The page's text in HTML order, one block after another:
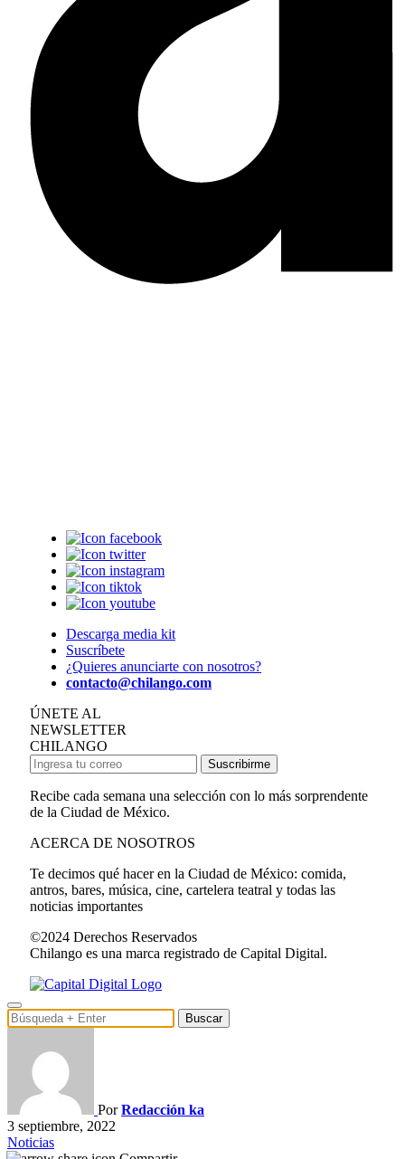
Descarga media kit
Suscríbete
¿Quieres anunciarte con nosotros?
contacto@chilango.com
ÚNETE AL
NEWSLETTER
CHILANGO
Suscribirme
Recibe cada semana una selección con lo más sorprendente
de la Ciudad de México.
ACERCA DE NOSOTROS
Te decimos qué hacer en la Ciudad de México: comida,
antros, bares, música, cine, cartelera teatral y todas las
noticias importantes
©2024 Derechos Reservados
Chilango es una marca registrado de Capital Digital.
Buscar
PorRedacción ka
3 septiembre, 2022
Noticias